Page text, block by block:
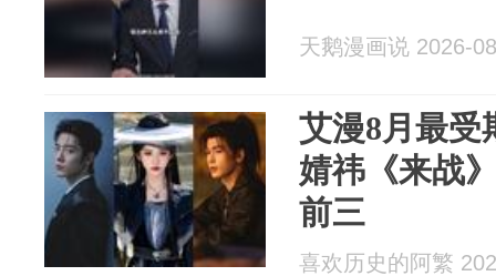
天鹅漫画说 2026-
艾漫8月最受
婧祎《来战
前三
喜欢历史的阿繁